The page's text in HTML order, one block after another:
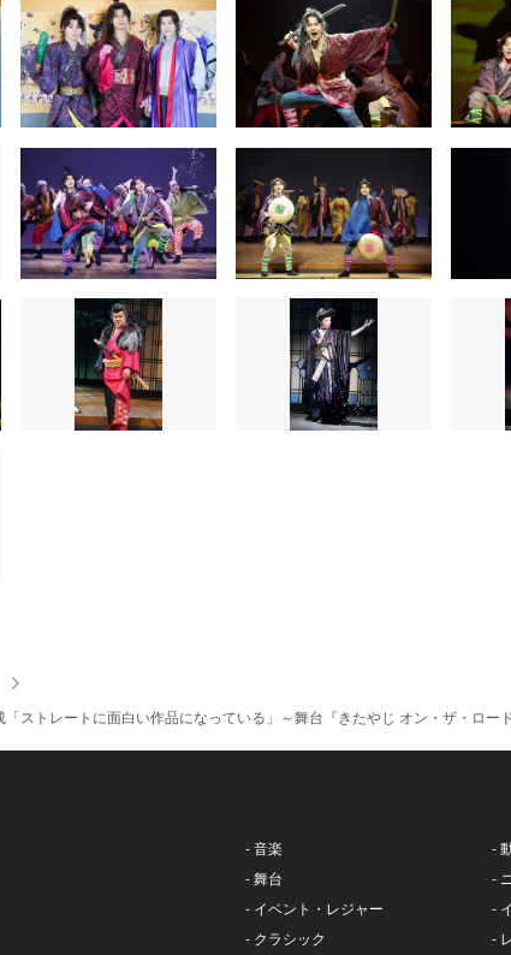
ストレートに面白い作品になっている」～舞台『きたやじ オン・ザ・ロー
- 音楽
- 舞台
- イベント・レジャー
- クラシック
-
-
-
-